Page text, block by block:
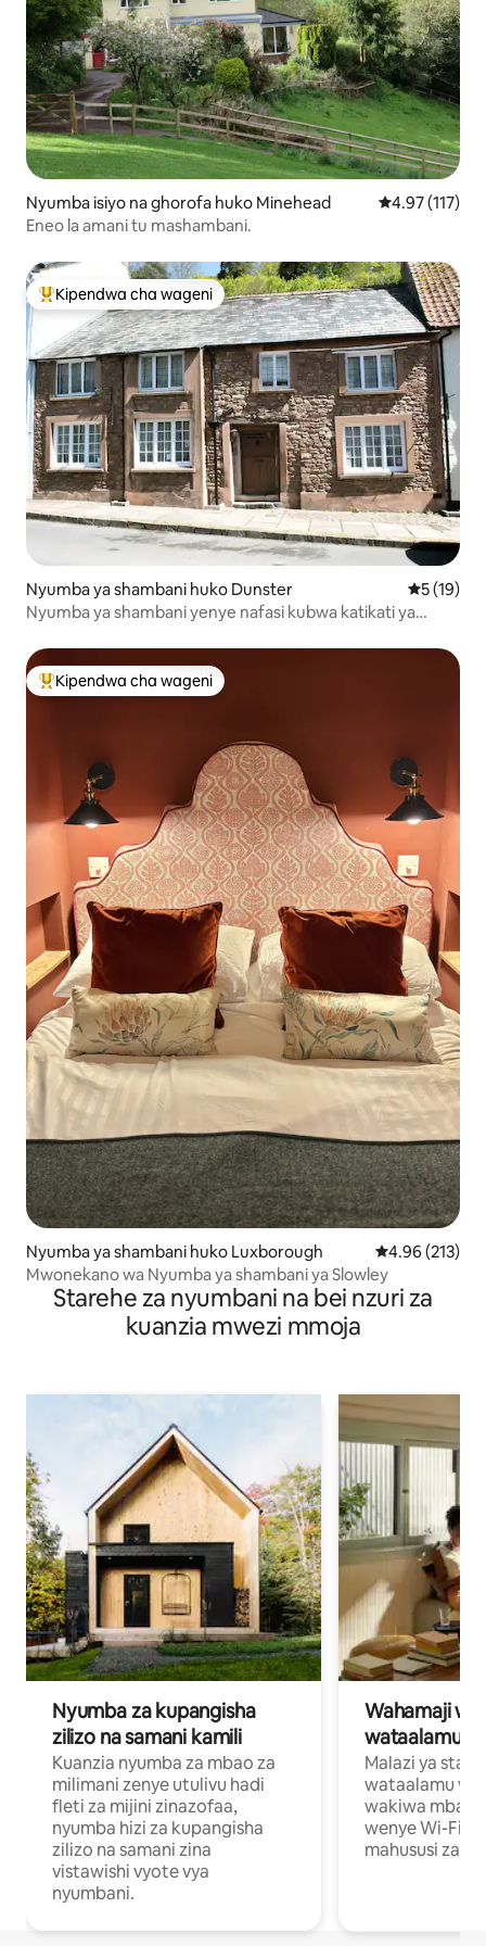
Nyumba isiyo na ghorofa huko Minehead Ukadiriaji wa
4.97 (117)
Eneo la amani tu mashambani.
Kipendwa maarufu cha wageni
Kipendwa cha wageni
Nyumba ya shambani huko Dunster Ukadiriaji
5 (19)
Nyumba ya shambani yenye nafasi kubwa katikati ya
Kipendwa maarufu cha wageni
Kipendwa cha wageni
Nyumba ya shambani huko Luxborough Ukadiriaji wa
4.96 (213)
Mwonekano wa Nyumba ya shambani ya Slowley
Starehe za nyumbani na bei nzuri za
kuanzia mwezi mmoja
Nyumba za kupangisha
zilizo na samani kamili
Kuanzia nyumba za mbao za
milimani zenye utulivu hadi
fleti za mijini zinazofaa,
nyumba hizi za kupangisha
zilizo na samani zina
vistawishi vyote vya
nyumbani.
Wahamaji
wataalamu
Malazi ya
wataalamu
wakiwa mbali
wenye Wi-Fi
mahususi za